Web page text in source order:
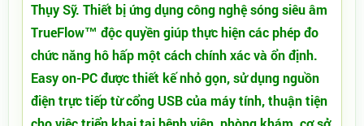
Thụy Sỹ. Thiết bị ứng dụng công nghệ sóng siêu âm
TrueFlow™ độc quyền giúp thực hiện các phép đo
chức năng hô hấp một cách chính xác và ổn định.
Easy on-PC được thiết kế nhỏ gọn, sử dụng nguồn
điện trực tiếp từ cổng USB của máy tính, thuận tiện